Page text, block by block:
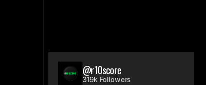
@r10score
319k Followers